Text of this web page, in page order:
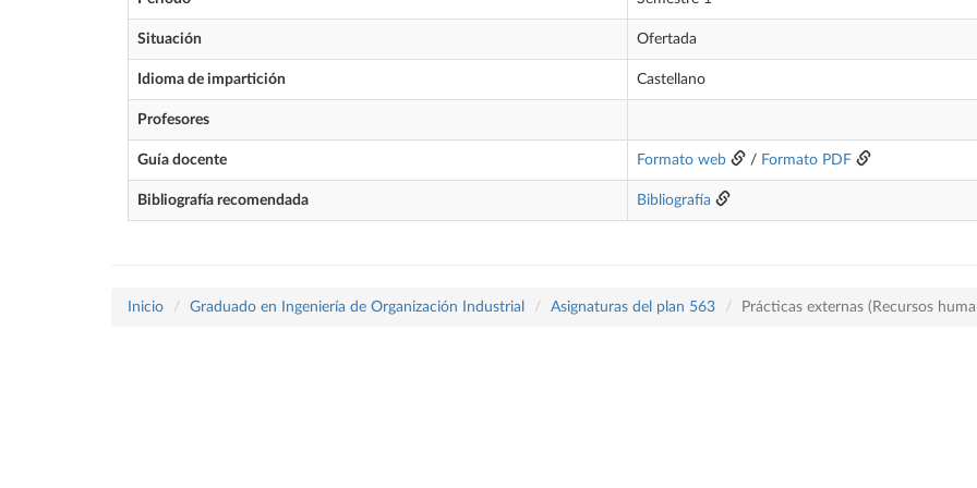
Situación Ofertada
Idioma de impartición Castellano
Profesores
Guía docente Formato web / Formato PDF
Bibliografía recomendada Bibliografía
Inicio Graduado en Ingeniería de Organización Industrial Asignaturas del plan 563 Prácticas externas (Recursos